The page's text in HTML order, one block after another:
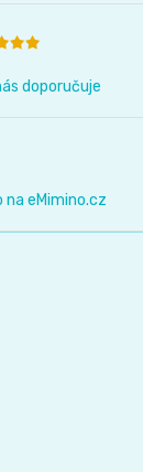
doporučuje
eMimino.cz